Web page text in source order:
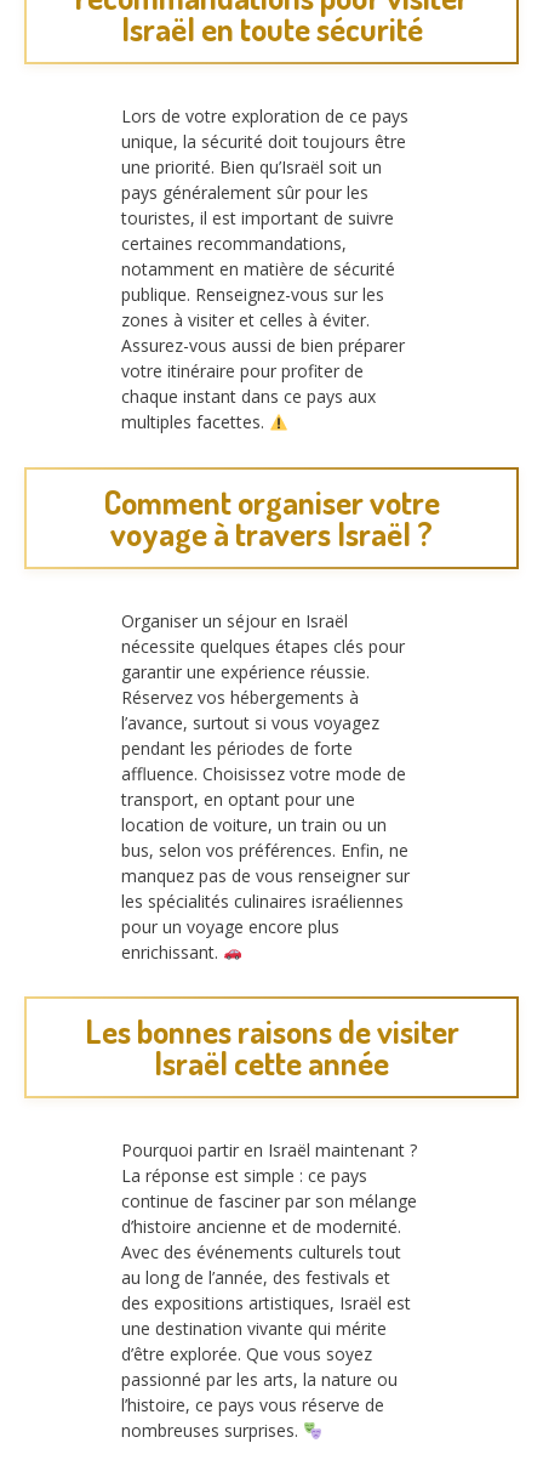
Israël en toute sécurité
Lors de votre exploration de ce pays
unique, la sécurité doit toujours être
une priorité. Bien qu’Israël soit un
pays généralement sûr pour les
touristes, il est important de suivre
certaines recommandations,
notamment en matière de sécurité
publique. Renseignez-vous sur les
zones à visiter et celles à éviter.
Assurez-vous aussi de bien préparer
votre itinéraire pour profiter de
chaque instant dans ce pays aux
multiples facettes.
Comment organiser votre
voyage à travers Israël ?
Organiser un séjour en Israël
nécessite quelques étapes clés pour
garantir une expérience réussie.
Réservez vos hébergements à
l’avance, surtout si vous voyagez
pendant les périodes de forte
affluence. Choisissez votre mode de
transport, en optant pour une
location de voiture, un train ou un
bus, selon vos préférences. Enfin, ne
manquez pas de vous renseigner sur
les spécialités culinaires israéliennes
pour un voyage encore plus
enrichissant.
Les bonnes raisons de visiter
Israël cette année
Pourquoi partir en Israël maintenant ?
La réponse est simple : ce pays
continue de fasciner par son mélange
d’histoire ancienne et de modernité.
Avec des événements culturels tout
au long de l’année, des festivals et
des expositions artistiques, Israël est
une destination vivante qui mérite
d’être explorée. Que vous soyez
passionné par les arts, la nature ou
l’histoire, ce pays vous réserve de
nombreuses surprises.